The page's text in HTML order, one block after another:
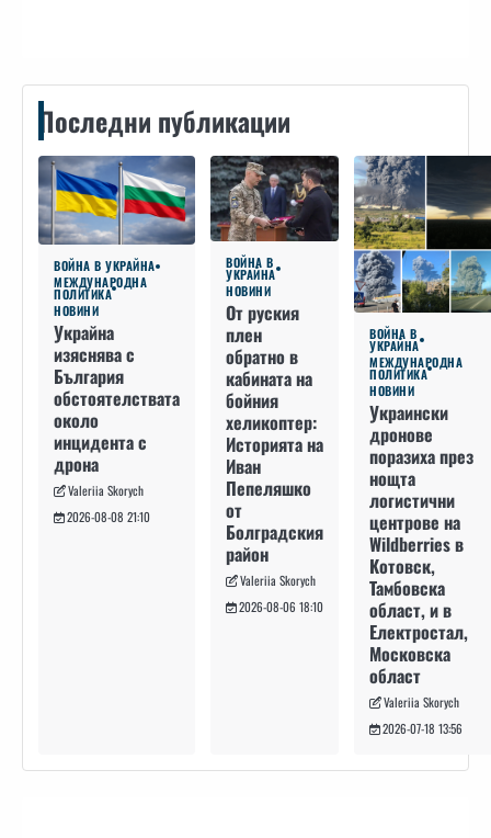
Последни публикации
ВОЙНА В УКРАЙНА
МЕЖДУНАРОДНА
ПОЛИТИКА
НОВИНИ
Украйна
изяснява с
България
обстоятелствата
около
инцидента с
дрона
Valeriia Skorych
2026-08-08 21:10
ВОЙНА В
УКРАЙНА
НОВИНИ
От руския
плен
обратно в
кабината на
бойния
хеликоптер:
Историята на
Иван
Пепеляшко
от
Болградския
район
Valeriia Skorych
2026-08-06 18:10
ВОЙНА В
УКРАЙНА
МЕЖДУНАРОДНА
ПОЛИТИКА
НОВИНИ
Украински
дронове
поразиха през
нощта
логистични
центрове на
Wildberries в
Котовск,
Тамбовска
област, и в
Електростал,
Московска
област
Valeriia Skorych
2026-07-18 13:56